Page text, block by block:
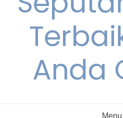
Anda
Menu